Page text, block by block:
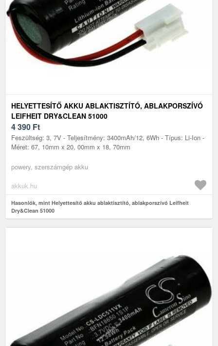
HELYETTESÍTŐ AKKU ABLAKTISZTÍTÓ, ABLAKPORSZÍVÓ
LEIFHEIT DRY&CLEAN 51000
4 390 Ft
Feszültség: 3, 7V - Teljesítmény: 3400mAh/12, 6Wh - Típus: Li-Ion -
Méret: 67, 10mm x 20, 00mm x 18, 70mm
powery, szerszámgép akku
akkuk.hu
Hasonlók, mint Helyettesítő akku ablaktisztító, ablakporszívó Leifheit
Dry&Clean 51000